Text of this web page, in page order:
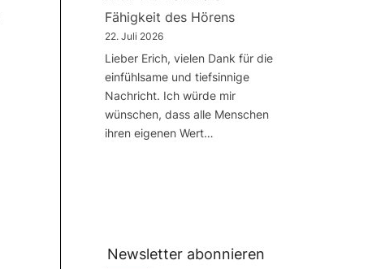
Fähigkeit des Hörens
22. Juli 2026
Lieber Erich, vielen Dank für die
einfühlsame und tiefsinnige
Nachricht. Ich würde mir
wünschen, dass alle Menschen
ihren eigenen Wert…
Newsletter abonnieren